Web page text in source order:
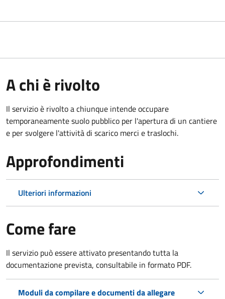
A chi è rivolto
Il servizio è rivolto a chiunque intende occupare
temporaneamente suolo pubblico per l'apertura di un cantiere
e per svolgere l'attività di scarico merci e traslochi.
Approfondimenti
Ulteriori informazioni
Come fare
Il servizio può essere attivato presentando tutta la
documentazione prevista, consultabile in formato PDF.
Moduli da compilare e documenti da allegare